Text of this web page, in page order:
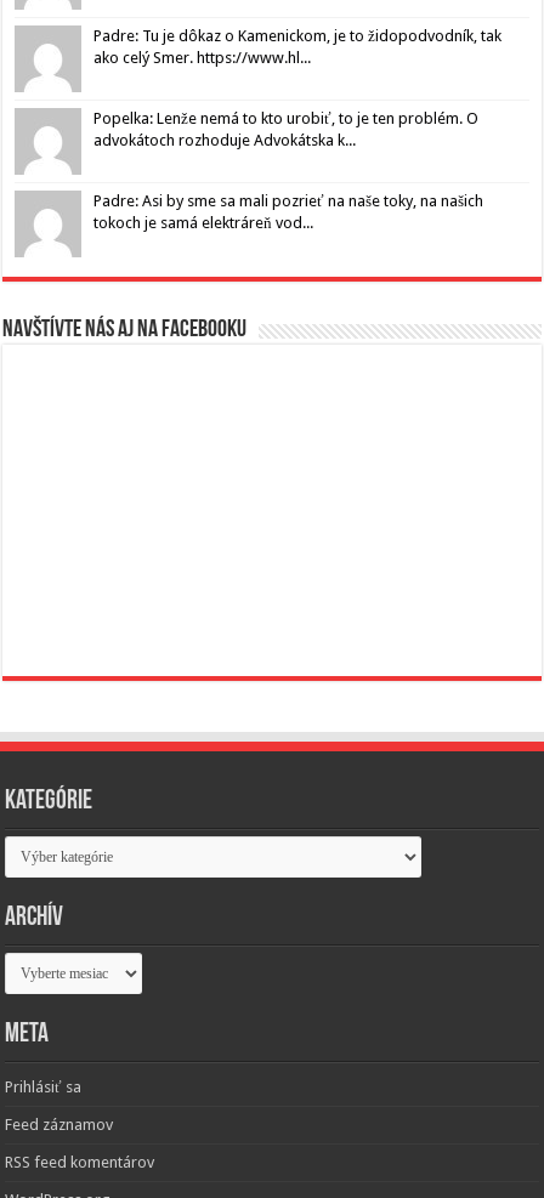
Padre: Tu je dôkaz o Kamenickom, je to židopodvodník, tak
ako celý Smer. https://www.hl...
Popelka: Lenže nemá to kto urobiť, to je ten problém. O
advokátoch rozhoduje Advokátska k...
Padre: Asi by sme sa mali pozrieť na naše toky, na našich
tokoch je samá elektráreň vod...
Navštívte nás aj na Facebooku
Kategórie
Kategórie
Archív
Archív
Meta
Prihlásiť sa
Feed záznamov
RSS feed komentárov